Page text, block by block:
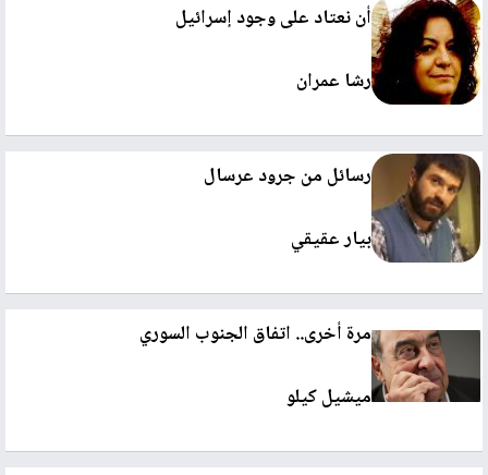
أن نعتاد على وجود إسرائيل
رشا عمران
رسائل من جرود عرسال
بيار عقيقي
مرة أخرى.. اتفاق الجنوب السوري
ميشيل كيلو